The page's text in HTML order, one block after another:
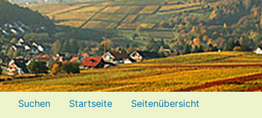
Menü2
Suchen Startseite
Seitenübersicht